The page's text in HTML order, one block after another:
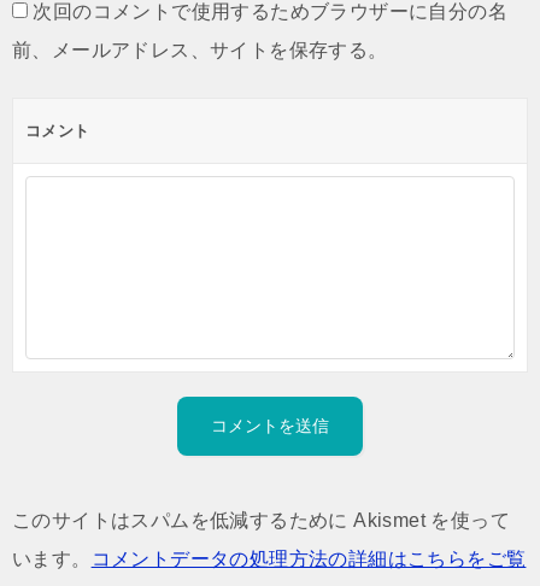
次回のコメントで使用するためブラウザーに自分の名
前、メールアドレス、サイトを保存する。
コメント
このサイトはスパムを低減するために Akismet を使って
います。
コメントデータの処理方法の詳細はこちらをご覧